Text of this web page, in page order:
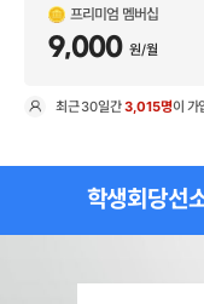
프리미엄 멤버십
9,000 원/월
최근30일간3,015명이 가
학생회당선